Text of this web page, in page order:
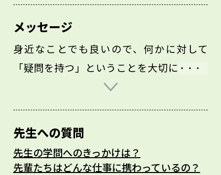
メッセージ
身近なことでも良いので、何かに対して
「疑問を持つ」ということを大切にしても
らいたいです。特に私が研究している日本
けでなく、細かな疑問や日常生活で気にな
る点が研究の種になります。特に若いあな
たには、その感性を生かしていろいろなこ
先生への質問
先生の学問へのきっかけは？
先輩たちはどんな仕事に携わっているの？